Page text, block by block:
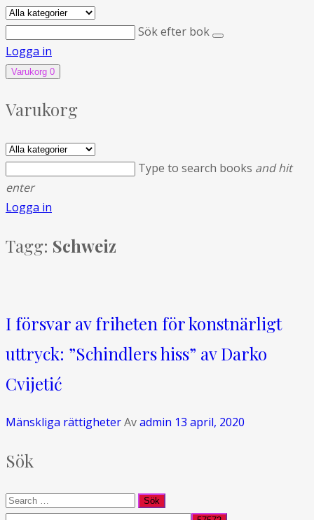
Sök efter bok
Logga in
Varukorg 0
Varukorg
Type to search books and hit
enter
Logga in
Tagg: Schweiz
I försvar av friheten för konstnärligt
uttryck: ”Schindlers hiss” av Darko
Cvijetić
Mänskliga rättigheterAvadmin 13 april, 2020
Sök